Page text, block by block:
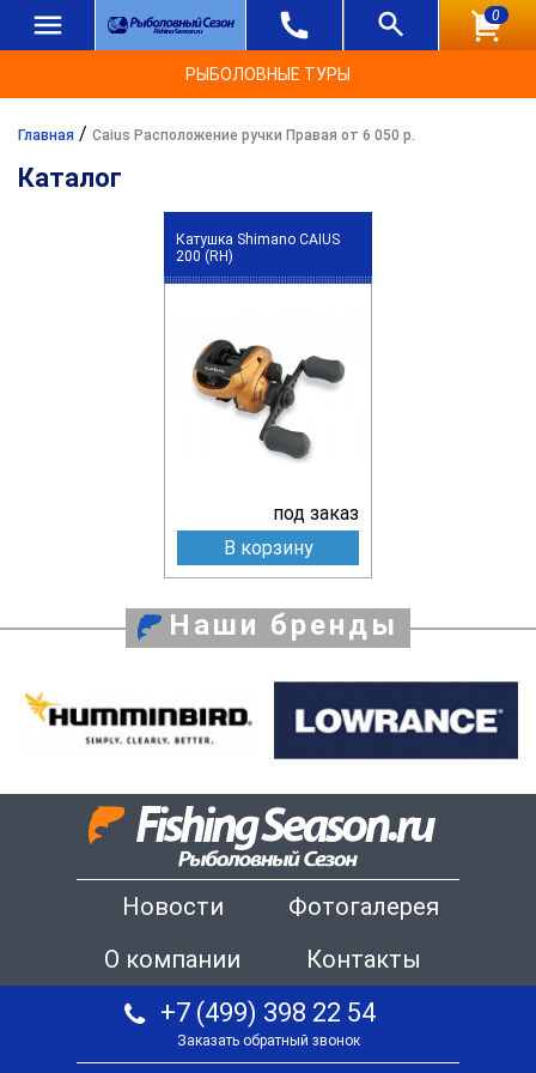
0
РЫБОЛОВНЫЕ ТУРЫ
Главная / Caius Расположение ручки Правая от 6 050 р.
Каталог
Катушка Shimano CAIUS
200 (RH)
под заказ
В корзину
Наши бренды
Новости
Фотогалерея
О компании
Контакты
+7 (499) 398 22 54
Заказать обратный звонок